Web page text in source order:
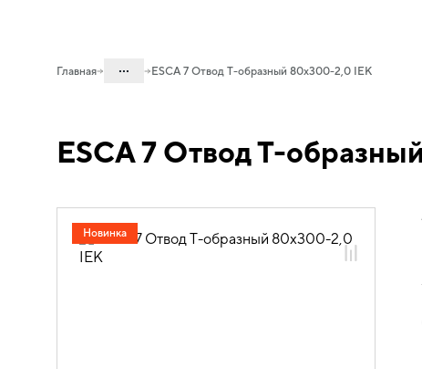
Главная ...
05. Системы для прокладки кабеля
05.04.04.03 Аксессуары для лотков
ESCA 7 Отвод Т-образный 80х300-2,0 IEK
ESCA 7 Отвод Т-
Новинка